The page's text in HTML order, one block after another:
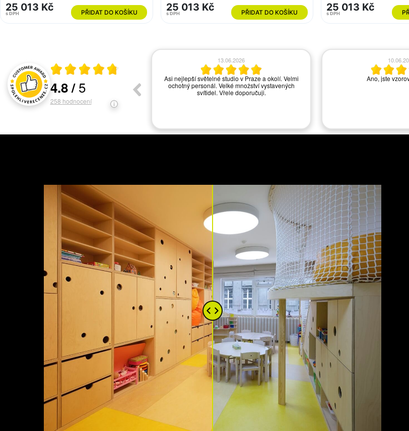
25 013 Kč
s DPH PŘIDAT DO KOŠÍKU 25 013 Kč
s DPH PŘIDAT DO KOŠÍKU 25 013 Kč
s DPH
Hodnocení a recenze zákazníků
Průměrné hodnocení 4.8 z 5
4.8/5
258 hodnocení
13.06.2026
Asi nejlepší světelné studio v Praze a okolí. Velmi
ochotný personál. Velké množství vystavených
svítidel. Vřele doporučuji.
Ano, jste